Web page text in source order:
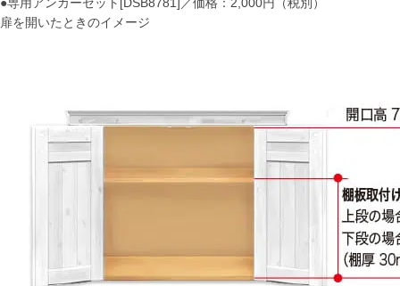
●専用アンカーセット[DSB8781]／価格：2,000円（税別）
扉を開いたときのイメージ